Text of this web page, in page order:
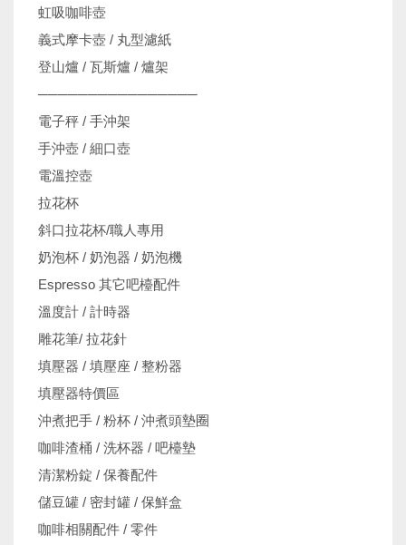
虹吸咖啡壺
義式摩卡壺 / 丸型濾紙
登山爐 / 瓦斯爐 / 爐架
────────────────
電子秤 / 手沖架
手沖壺 / 細口壺
電溫控壺
拉花杯
斜口拉花杯/職人專用
奶泡杯 / 奶泡器 / 奶泡機
Espresso 其它吧檯配件
溫度計 / 計時器
雕花筆/ 拉花針
填壓器 / 填壓座 / 整粉器
填壓器特價區
沖煮把手 / 粉杯 / 沖煮頭墊圈
咖啡渣桶 / 洗杯器 / 吧檯墊
清潔粉錠 / 保養配件
儲豆罐 / 密封罐 / 保鮮盒
咖啡相關配件 / 零件